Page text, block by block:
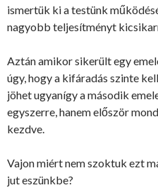
ismertük ki a testünk
nagyobb teljesítményt
Aztán amikor sikerült egy
úgy, hogy a kifáradás szinte
jöhet ugyanígy a második
egyszerre, hanem először
kezdve.
Vajon miért nem szoktuk ezt
jut eszünkbe?